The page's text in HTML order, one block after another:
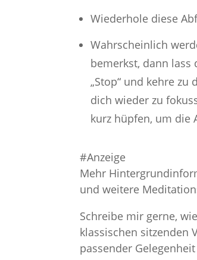
Wiederhole diese
Wahrscheinlich
bemerkst, dann lass
„Stop“ und kehre
dich wieder zu
kurz hüpfen, um die
#Anzeige
Mehr
und weitere
Schreibe mir gerne,
klassischen sitzenden
passender